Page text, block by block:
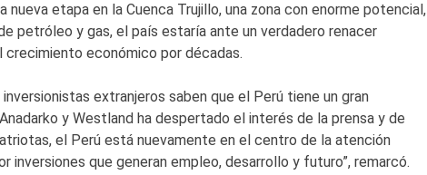
nueva etapa en la Cuenca Trujillo, una zona con enorme potencial,
petróleo y gas, el país estaría ante un verdadero renacer
económico por décadas.
extranjeros saben que el Perú tiene un gran
y Westland ha despertado el interés de la prensa y de
el Perú está nuevamente en el centro de la atención
inversiones que generan empleo, desarrollo y futuro”, remarcó.